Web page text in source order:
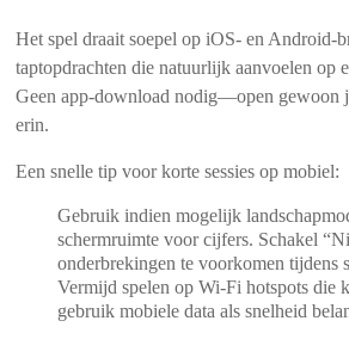
Het spel draait soepel op iOS- en Android-
taptopdrachten die natuurlijk aanvoelen op
Geen app-download nodig—open gewoon
erin.
Een snelle tip voor korte sessies op mobiel:
Gebruik indien mogelijk
schermruimte voor cijfers. Schakel
onderbrekingen te voorkomen tijdens
Vermijd spelen op Wi‑Fi hotspots die
gebruik mobiele data als snelheid